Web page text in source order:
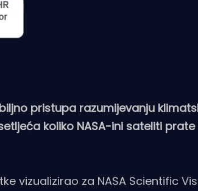
pristupa razumijevanju
koliko NASA-ini sateliti
vizualizirao za NASA Scientific